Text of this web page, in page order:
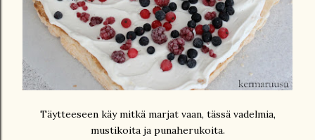
Täytteeseen käy mitkä marjat vaan, tässä vadelmia,
mustikoita ja punaherukoita.